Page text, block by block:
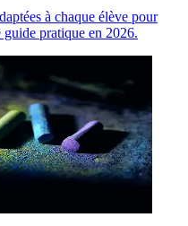
à chaque élève pour
pratique en 2026.